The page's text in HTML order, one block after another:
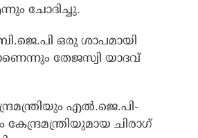
ചോദിച്ചു.
ഒരു ശാപമായി
തേജസ്വി യാദവ്
എല്‍.ജെ.പി-
ചിരാഗ്